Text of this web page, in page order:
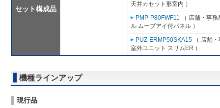
セット構成品
天井カセット形室内 ）
PMP-P80FWF11 （ 店舗・事
ル ムーブアイ付パネル ）
PUZ-ERMP50SKA15 （ 店舗
室外ユニット スリムER ）
機種ラインアップ
現行品